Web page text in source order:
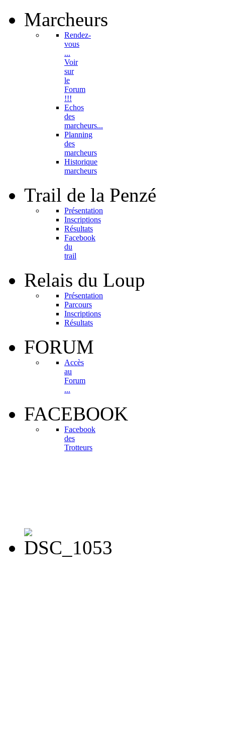
Marcheurs
Rendez-
vous
...
Voir
sur
le
Forum
!!!
Echos
des
marcheurs...
Planning
des
marcheurs
Historique
marcheurs
Trail de la Penzé
Présentation
Inscriptions
Résultats
Facebook
du
trail
Relais du Loup
Présentation
Parcours
Inscriptions
Résultats
FORUM
Accès
au
Forum
...
FACEBOOK
Facebook
des
Trotteurs